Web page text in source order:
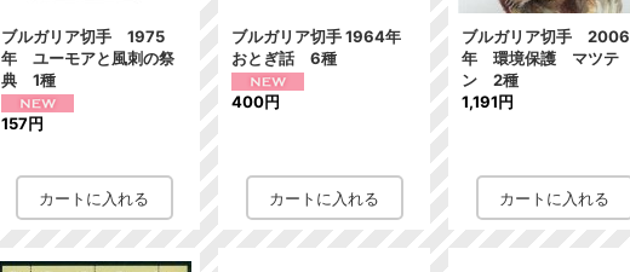
ブルガリア切手 1975
年 ユーモアと風刺の祭
典 1種
157円
ブルガリア切手 1964年
おとぎ話 6種
400円
ブルガリア切手 2006
年 環境保護 マツテ
ン 2種
1,191円